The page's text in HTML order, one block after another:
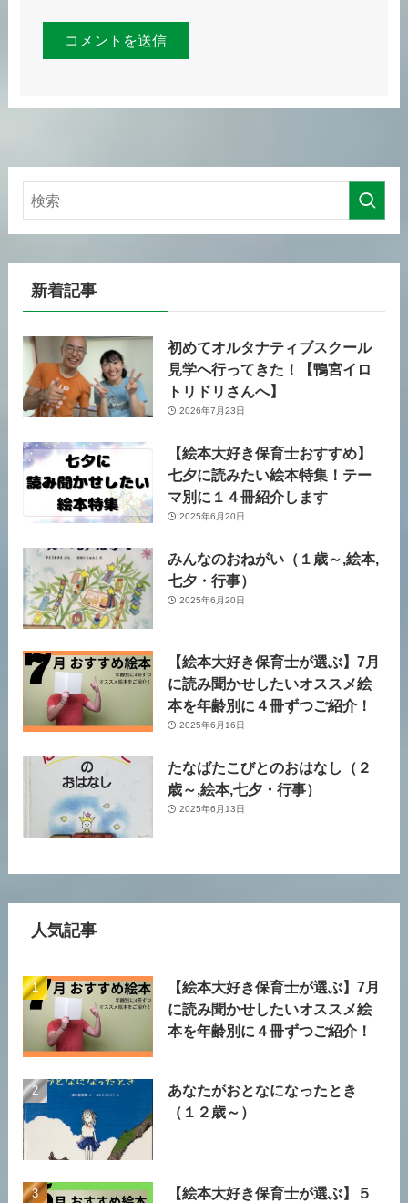
新着記事
初めてオルタナティブスクール
見学へ行ってきた！【鴨宮イロ
トリドリさんへ】
2026年7月23日
【絵本大好き保育士おすすめ】
七夕に読みたい絵本特集！テー
マ別に１４冊紹介します
2025年6月20日
みんなのおねがい（１歳～,絵本,
七夕・行事）
2025年6月20日
【絵本大好き保育士が選ぶ】7月
に読み聞かせしたいオススメ絵
本を年齢別に４冊ずつご紹介！
2025年6月16日
たなばたこびとのおはなし（２
歳～,絵本,七夕・行事）
2025年6月13日
人気記事
【絵本大好き保育士が選ぶ】7月
に読み聞かせしたいオススメ絵
本を年齢別に４冊ずつご紹介！
あなたがおとなになったとき
（１２歳～）
【絵本大好き保育士が選ぶ】５